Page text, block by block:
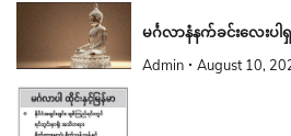
မင်္ဂလာနံနက်ခင်းလေးပါ
Admin August 10,